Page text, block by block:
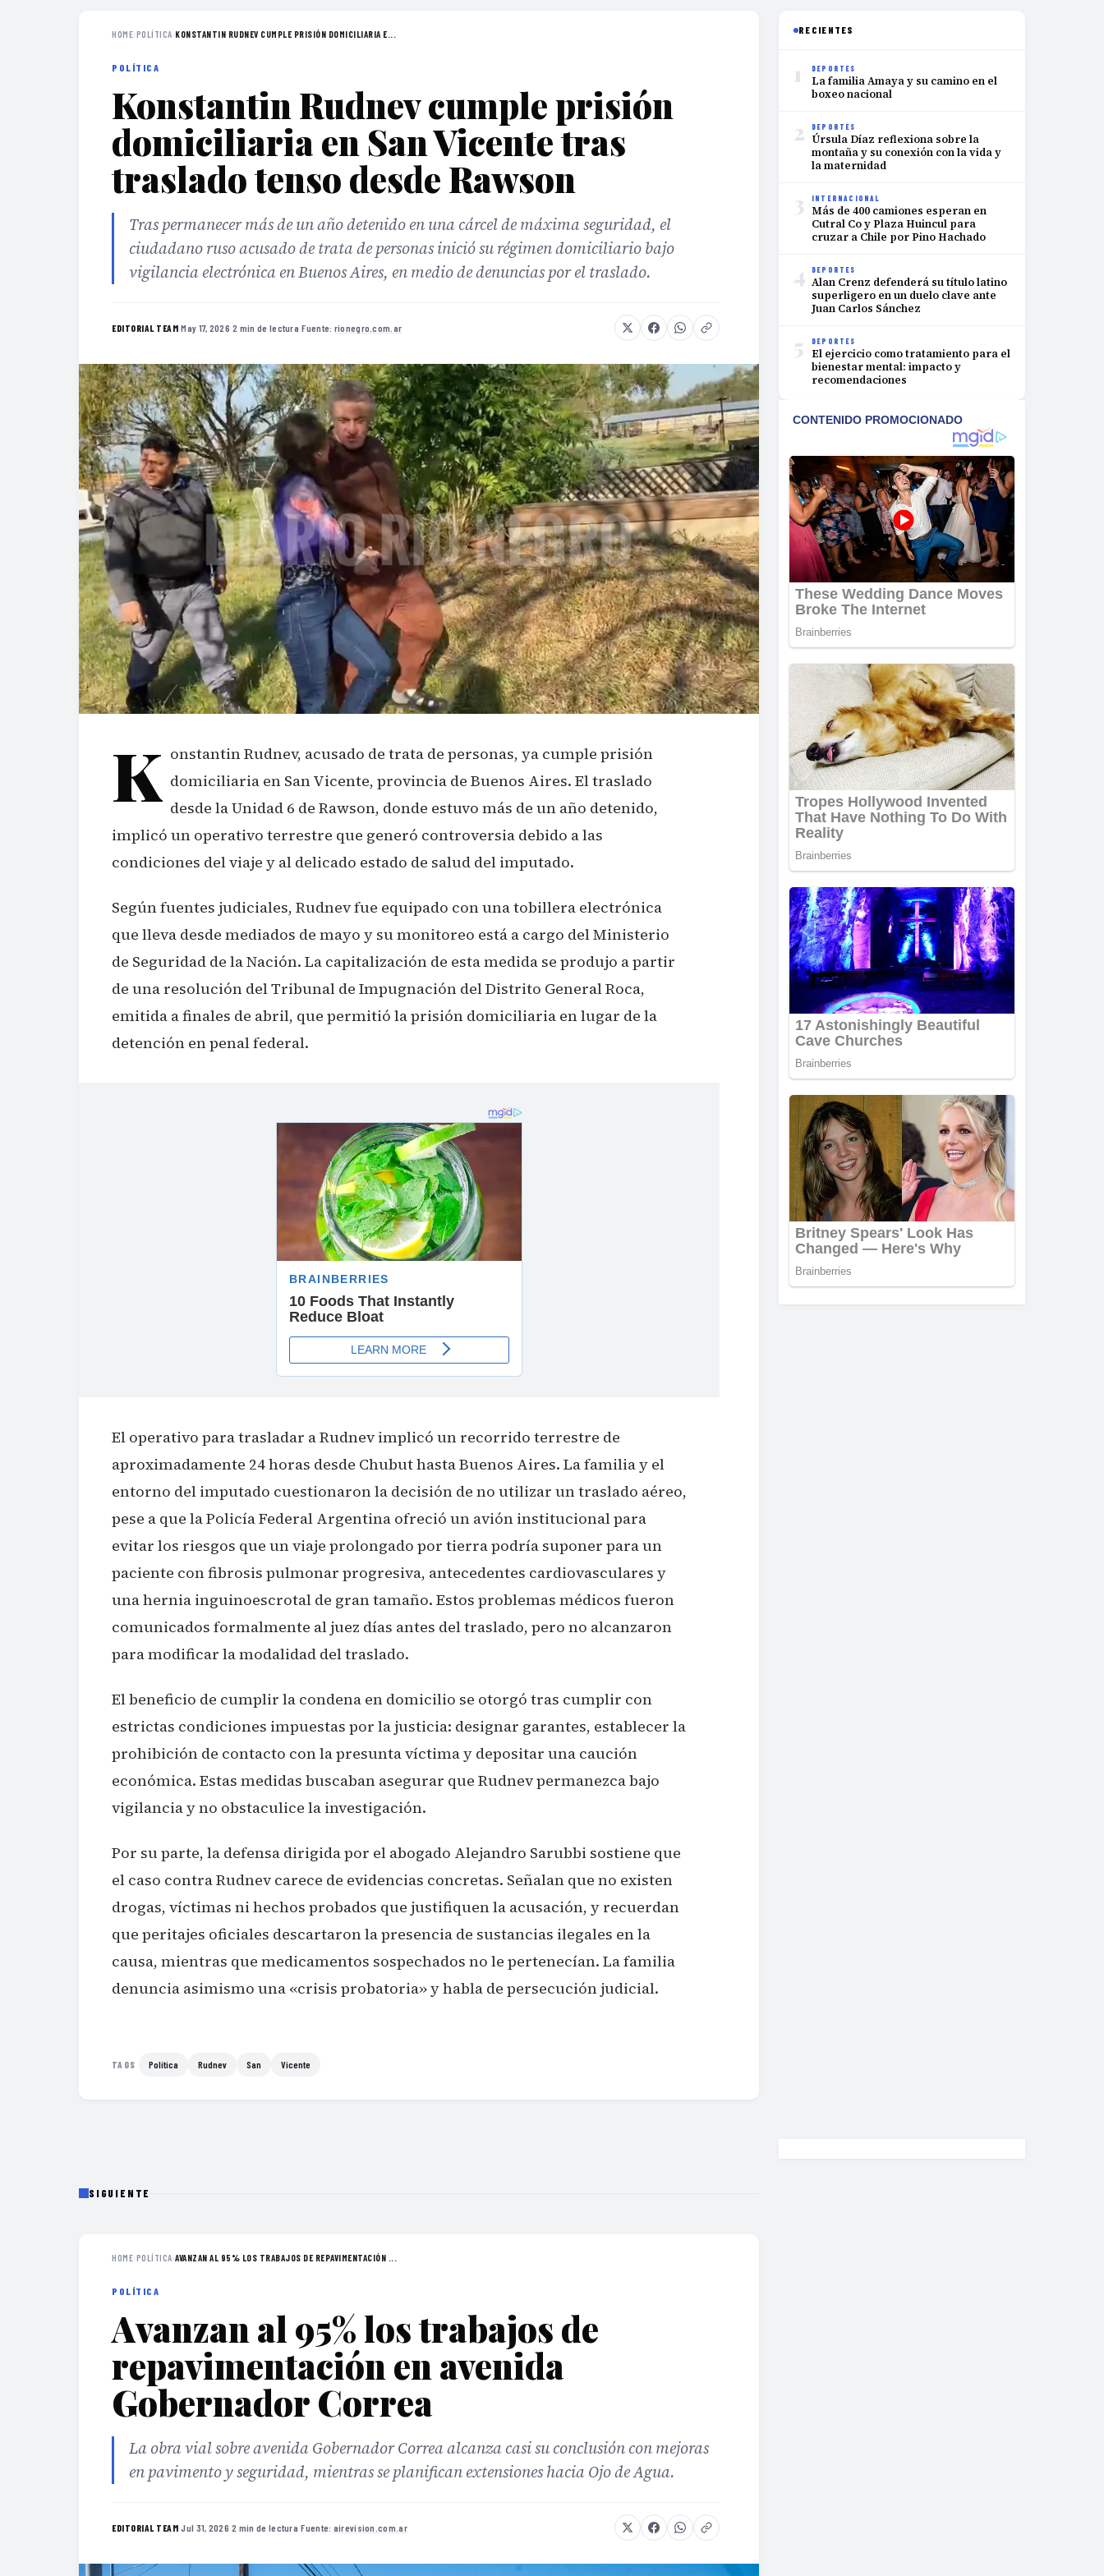
HOME›POLÍTICA›KONSTANTIN RUDNEV CUMPLE PRISIÓN DOMICILIARIA E...
POLÍTICA
Konstantin Rudnev cumple prisión
domiciliaria en San Vicente tras
traslado tenso desde Rawson
Tras permanecer más de un año detenido en una cárcel de máxima seguridad, el
ciudadano ruso acusado de trata de personas inició su régimen domiciliario bajo
vigilancia electrónica en Buenos Aires, en medio de denuncias por el traslado.
EDITORIAL TEAM·May 17, 2026·2 min de lectura·Fuente: rionegro.com.ar
K onstantin Rudnev, acusado de trata de personas, ya cumple prisión
domiciliaria en San Vicente, provincia de Buenos Aires. El traslado
desde la Unidad 6 de Rawson, donde estuvo más de un año detenido,
implicó un operativo terrestre que generó controversia debido a las
condiciones del viaje y al delicado estado de salud del imputado.
Según fuentes judiciales, Rudnev fue equipado con una tobillera electrónica
que lleva desde mediados de mayo y su monitoreo está a cargo del Ministerio
de Seguridad de la Nación. La capitalización de esta medida se produjo a partir
de una resolución del Tribunal de Impugnación del Distrito General Roca,
emitida a finales de abril, que permitió la prisión domiciliaria en lugar de la
detención en penal federal.
El operativo para trasladar a Rudnev implicó un recorrido terrestre de
aproximadamente 24 horas desde Chubut hasta Buenos Aires. La familia y el
entorno del imputado cuestionaron la decisión de no utilizar un traslado aéreo,
pese a que la Policía Federal Argentina ofreció un avión institucional para
evitar los riesgos que un viaje prolongado por tierra podría suponer para un
paciente con fibrosis pulmonar progresiva, antecedentes cardiovasculares y
una hernia inguinoescrotal de gran tamaño. Estos problemas médicos fueron
comunicados formalmente al juez días antes del traslado, pero no alcanzaron
para modificar la modalidad del traslado.
El beneficio de cumplir la condena en domicilio se otorgó tras cumplir con
estrictas condiciones impuestas por la justicia: designar garantes, establecer la
prohibición de contacto con la presunta víctima y depositar una caución
económica. Estas medidas buscaban asegurar que Rudnev permanezca bajo
vigilancia y no obstaculice la investigación.
Por su parte, la defensa dirigida por el abogado Alejandro Sarubbi sostiene que
el caso contra Rudnev carece de evidencias concretas. Señalan que no existen
drogas, víctimas ni hechos probados que justifiquen la acusación, y recuerdan
que peritajes oficiales descartaron la presencia de sustancias ilegales en la
causa, mientras que medicamentos sospechados no le pertenecían. La familia
denuncia asimismo una «crisis probatoria» y habla de persecución judicial.
TAGS Política Rudnev San Vicente
RECIENTES
1 DEPORTES
La familia Amaya y su camino en el
boxeo nacional
2 DEPORTES
Úrsula Díaz reflexiona sobre la
montaña y su conexión con la vida y
la maternidad
3 INTERNACIONAL
Más de 400 camiones esperan en
Cutral Co y Plaza Huincul para
cruzar a Chile por Pino Hachado
4 DEPORTES
Alan Crenz defenderá su título latino
superligero en un duelo clave ante
Juan Carlos Sánchez
5 DEPORTES
El ejercicio como tratamiento para el
bienestar mental: impacto y
recomendaciones
SIGUIENTE
HOME›POLÍTICA›AVANZAN AL 95% LOS TRABAJOS DE REPAVIMENTACIÓN ...
POLÍTICA
Avanzan al 95% los trabajos de
repavimentación en avenida
Gobernador Correa
La obra vial sobre avenida Gobernador Correa alcanza casi su conclusión con mejoras
en pavimento y seguridad, mientras se planifican extensiones hacia Ojo de Agua.
EDITORIAL TEAM·Jul 31, 2026·2 min de lectura·Fuente: airevision.com.ar